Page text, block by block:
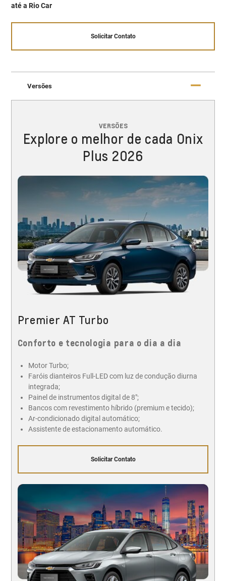
até a Rio Car
Solicitar Contato
Versões
VERSÕES
Explore o melhor de cada Onix
Plus 2026
Premier AT Turbo
Conforto e tecnologia para o dia a dia
Motor Turbo;
Faróis dianteiros Full-LED com luz de condução diurna
integrada;
Painel de instrumentos digital de 8";
Bancos com revestimento híbrido (premium e tecido);
Ar-condicionado digital automático;
Assistente de estacionamento automático.
Solicitar Contato